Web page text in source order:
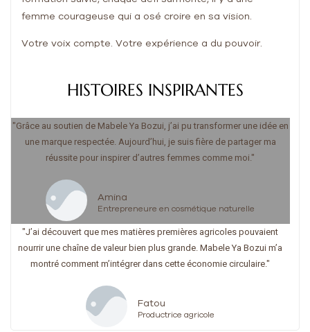
femme courageuse qui a osé croire en sa vision.
Votre voix compte. Votre expérience a du pouvoir.
HISTOIRES INSPIRANTES
"Grâce au soutien de Mabele Ya Bozui, j’ai pu transformer une idée en
une marque respectée. Aujourd’hui, je suis fière de partager ma
réussite pour inspirer d’autres femmes comme moi."
Amina
Entrepreneure en cosmétique naturelle
"J’ai découvert que mes matières premières agricoles pouvaient
nourrir une chaîne de valeur bien plus grande. Mabele Ya Bozui m’a
montré comment m’intégrer dans cette économie circulaire."
Fatou
Productrice agricole